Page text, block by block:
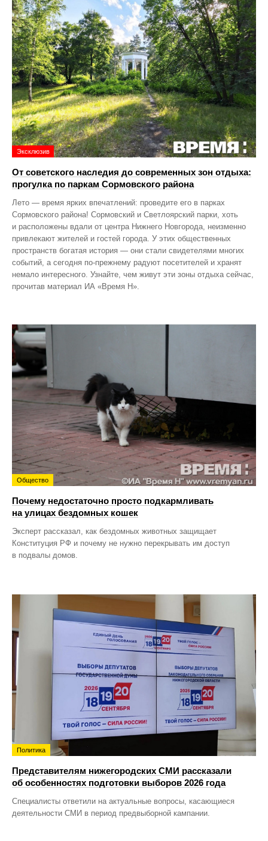
Эксклюзив
От советского наследия до современных зон отдыха:
прогулка по паркам Сормовского района
Лето — время ярких впечатлений: проведите его в парках
Сормовского района! Сормовский и Светлоярский парки, хоть
и расположены вдали от центра Нижнего Новгорода, неизменно
привлекают жителей и гостей города. У этих общественных
пространств богатая история — они стали свидетелями многих
событий, а сегодня по‑прежнему радуют посетителей и хранят
немало интересного. Узнайте, чем живут эти зоны отдыха сейчас,
прочитав материал ИА «Время Н».
Общество
Почему недостаточно просто подкармливать
на улицах бездомных кошек
Эксперт рассказал, как бездомных животных защищает
Конституция РФ и почему не нужно перекрывать им доступ
в подвалы домов.
Политика
Представителям нижегородских СМИ рассказали
об особенностях подготовки выборов 2026 года
Специалисты ответили на актуальные вопросы, касающиеся
деятельности СМИ в период предвыборной кампании.